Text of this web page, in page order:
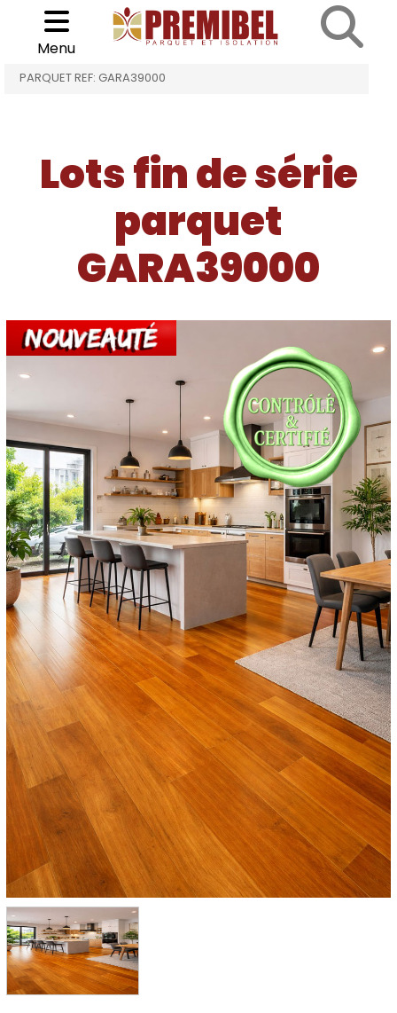
Choisir son parquet
Menu
ACCUEIL LOTS FIN DE SÉRIE PARQUET >
PARQUET REF: GARA39000
Lots fin de série
parquet
GARA39000
Cookies management panel